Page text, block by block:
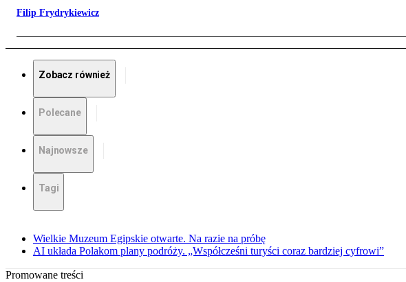
Filip Frydrykiewicz
Zobacz również
Polecane
Najnowsze
Tagi
Wielkie Muzeum Egipskie otwarte. Na razie na próbę
AI układa Polakom plany podróży. „Współcześni turyści coraz bardziej cyfrowi”
Promowane treści